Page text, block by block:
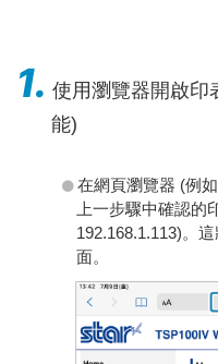
1. 使用瀏覽器開啟印
能)
在網頁瀏覽器 (例
上一步驟中確認的
192.168.1.113)。
面。